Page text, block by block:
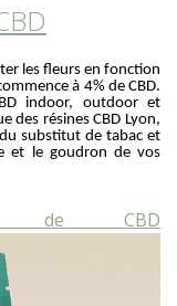
les fleurs en fonction
à 4% de CBD.
indoor, outdoor et
des résines CBD Lyon,
substitut de tabac et
et le goudron de vos
de CBD